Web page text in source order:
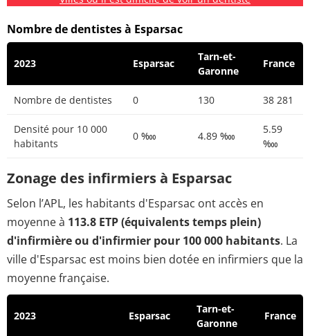
Nombre de dentistes à Esparsac
2023 Esparsac
Tarn-et-
Garonne
France
Nombre de dentistes 0 130 38 281
Densité pour 10 000
habitants
0 ‱ 4.89 ‱
5.59
‱
Zonage des infirmiers à Esparsac
Selon l’APL, les habitants d'Esparsac ont accès en
moyenne à 113.8 ETP (équivalents temps plein)
d'infirmière ou d'infirmier pour 100 000 habitants. La
ville d'Esparsac est moins bien dotée en infirmiers que la
moyenne française.
2023 Esparsac
Tarn-et-
Garonne
France